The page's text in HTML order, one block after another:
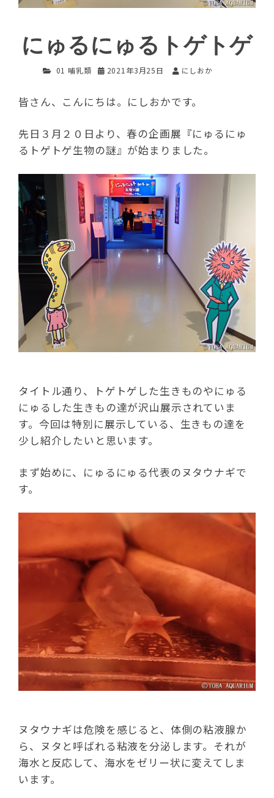
にゅるにゅるトゲトゲ
01 哺乳類 2021年3月25日 にしおか
皆さん、こんにちは。にしおかです。
先日３月２０日より、春の企画展『にゅるにゅ
るトゲトゲ生物の謎』が始まりました。
タイトル通り、トゲトゲした生きものやにゅる
にゅるした生きもの達が沢山展示されていま
す。今回は特別に展示している、生きもの達を
少し紹介したいと思います。
まず始めに、にゅるにゅる代表のヌタウナギで
す。
ヌタウナギは危険を感じると、体側の粘液腺か
ら、ヌタと呼ばれる粘液を分泌します。それが
海水と反応して、海水をゼリー状に変えてしま
います。